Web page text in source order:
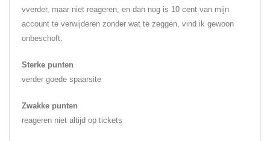
vverder, maar niet reageren, en dan nog is 10 cent van mijn
account te verwijderen zonder wat te zeggen, vind ik gewoon
onbeschoft.
Sterke punten
verder goede spaarsite
Zwakke punten
reageren niet altijd op tickets